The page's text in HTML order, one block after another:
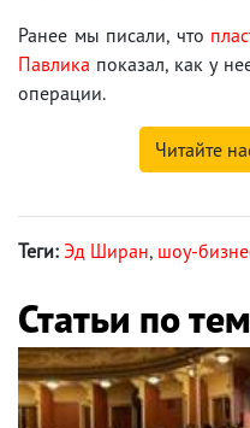
Ранее мы писали, что
Павлика показал, как у
операции.
Читайте
Теги: Эд Ширан, шоу-
Статьи по